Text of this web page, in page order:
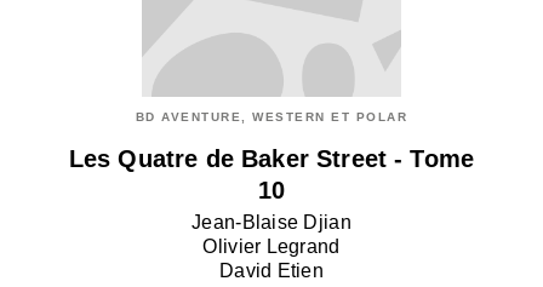
BD AVENTURE, WESTERN ET POLAR
Les Quatre de Baker Street - Tome
10
Jean-Blaise Djian
Olivier Legrand
David Etien